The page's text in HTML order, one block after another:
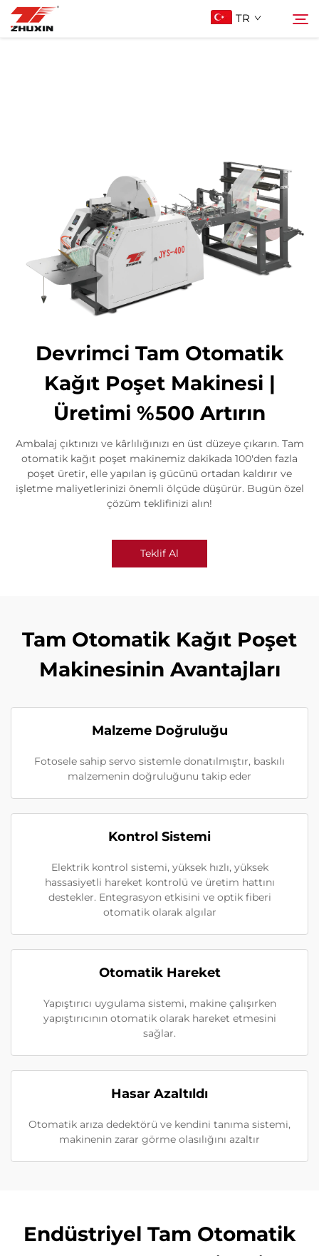
TR
İletişim
Devrimci Tam Otomatik
Kağıt Poşet Makinesi |
Üretimi %500 Artırın
Ambalaj çıktınızı ve kârlılığınızı en üst düzeye çıkarın. Tam
otomatik kağıt poşet makinemiz dakikada 100'den fazla
poşet üretir, elle yapılan iş gücünü ortadan kaldırır ve
işletme maliyetlerinizi önemli ölçüde düşürür. Bugün özel
çözüm teklifinizi alın!
Teklif Al
Tam Otomatik Kağıt Poşet
Makinesinin Avantajları
Malzeme Doğruluğu
Fotosele sahip servo sistemle donatılmıştır, baskılı
malzemenin doğruluğunu takip eder
Kontrol Sistemi
Elektrik kontrol sistemi, yüksek hızlı, yüksek
hassasiyetli hareket kontrolü ve üretim hattını
destekler. Entegrasyon etkisini ve optik fiberi
otomatik olarak algılar
Otomatik Hareket
Yapıştırıcı uygulama sistemi, makine çalışırken
yapıştırıcının otomatik olarak hareket etmesini
sağlar.
Hasar Azaltıldı
Otomatik arıza dedektörü ve kendini tanıma sistemi,
makinenin zarar görme olasılığını azaltır
Endüstriyel Tam Otomatik